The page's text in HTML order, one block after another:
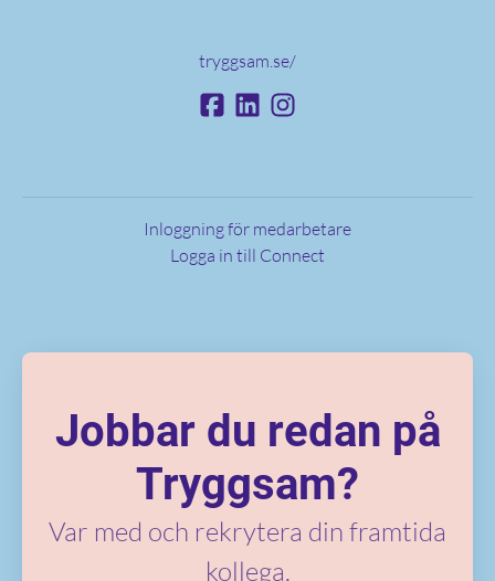
tryggsam.se/
Inloggning för medarbetare
Logga in till Connect
Jobbar du redan på
Tryggsam?
Var med och rekrytera din framtida
kollega.